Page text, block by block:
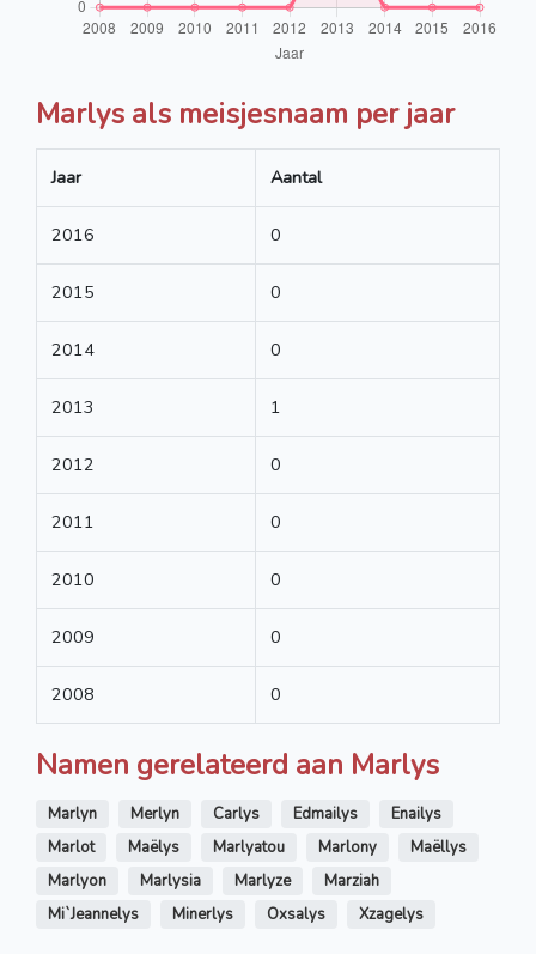
Marlys als meisjesnaam per jaar
Jaar Aantal
2016 0
2015 0
2014 0
2013 1
2012 0
2011 0
2010 0
2009 0
2008 0
Namen gerelateerd aan Marlys
Marlyn Merlyn Carlys Edmailys
Enailys
Marlot
Maëlys Marlyatou Marlony
Maëllys
Marlyon
Marlysia Marlyze
Marziah
Mi`Jeannelys
Minerlys Oxsalys Xzagelys